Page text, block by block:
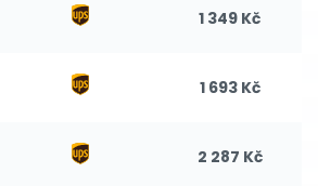
1 349 Kč
1 693 Kč
2 287 Kč